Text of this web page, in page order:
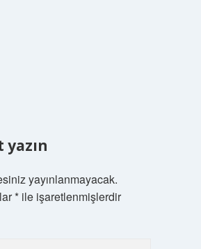
yazın
yayınlanmayacak.
*ile işaretlenmişlerdir